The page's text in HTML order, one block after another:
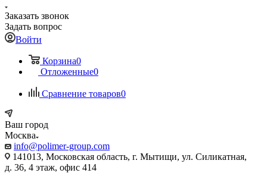
Заказать звонок
Задать вопрос
Войти
Корзина0
Отложенные0
Сравнение товаров0
Ваш город
Москва
info@polimer-group.com
141013, Московская область, г. Мытищи, ул. Силикатная,
д. 36, 4 этаж, офис 414